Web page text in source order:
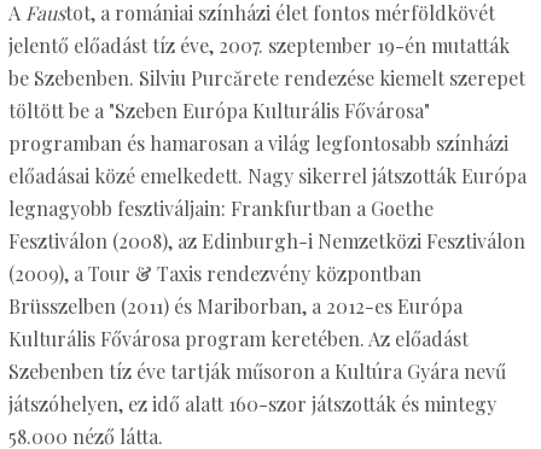
A Faustot, a romániai színházi élet fontos mérföldkövét
jelentő előadást tíz éve, 2007. szeptember 19-én mutatták
be Szebenben. Silviu Purcărete rendezése kiemelt szerepet
töltött be a "Szeben Európa Kulturális Fővárosa"
programban és hamarosan a világ legfontosabb színházi
előadásai közé emelkedett. Nagy sikerrel játszották Európa
legnagyobb fesztiváljain: Frankfurtban a Goethe
Fesztiválon (2008), az Edinburgh-i Nemzetközi Fesztiválon
(2009), a Tour & Taxis rendezvény központban
Brüsszelben (2011) és Mariborban, a 2012-es Európa
Kulturális Fővárosa program keretében. Az előadást
Szebenben tíz éve tartják műsoron a Kultúra Gyára nevű
játszóhelyen, ez idő alatt 160-szor játszották és mintegy
58.000 néző látta.